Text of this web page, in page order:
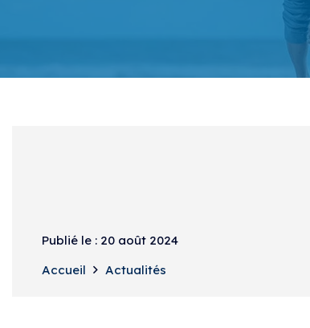
Publié le : 20 août 2024
Accueil
Actualités